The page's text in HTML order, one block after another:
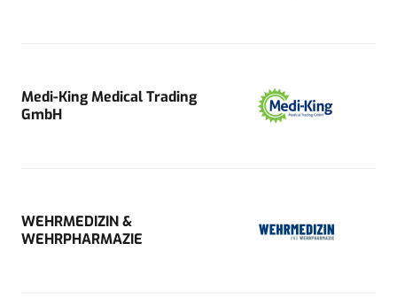
Medi-King Medical Trading
GmbH
WEHRMEDIZIN &
WEHRPHARMAZIE